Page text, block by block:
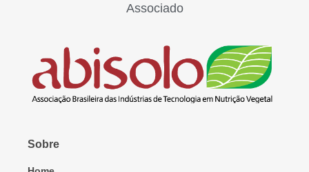
Associado
Sobre